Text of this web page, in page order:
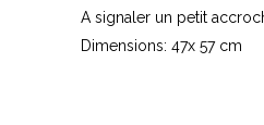
A signaler un petit
Dimensions: 47x 57 cm